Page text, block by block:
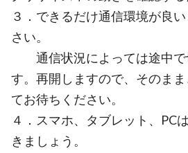
３．できるだけ通信環境が良
さい。
通信状況によっては途中で
す。再開しますので、そのま
てお待ちください。
４．スマホ、タブレット、PC
きましょう。